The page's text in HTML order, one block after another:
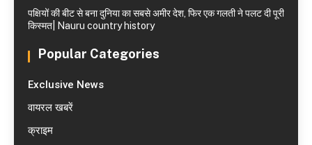
पक्षियों की बीट से बना दुनिया का सबसे अमीर देश, फिर एक गलती ने पलट दी पूरी
किस्मत| Nauru country history
Popular Categories
Exclusive News
वायरल खबरें
क्राइम